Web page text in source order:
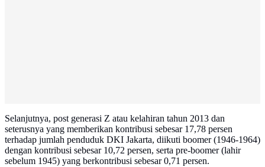
Selanjutnya, post generasi Z atau kelahiran tahun 2013 dan
seterusnya yang memberikan kontribusi sebesar 17,78 persen
terhadap jumlah penduduk DKI Jakarta, diikuti boomer (1946-1964)
dengan kontribusi sebesar 10,72 persen, serta pre-boomer (lahir
sebelum 1945) yang berkontribusi sebesar 0,71 persen.